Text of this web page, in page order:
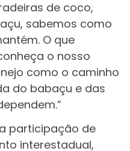
de coco,
sabemos como
O que
o nosso
como o caminho
do babaçu e das
participação de
interestadual,